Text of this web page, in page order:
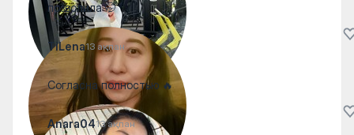
позволила 🤭
TiLena13 ақпан
Согласна полностью 🔥
Anara0413 ақпан